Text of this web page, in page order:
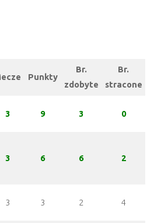
Punkty
Br.
zdobyte
Br.
stracone
3 9 3 0
3 6 6 2
3 3 2 4